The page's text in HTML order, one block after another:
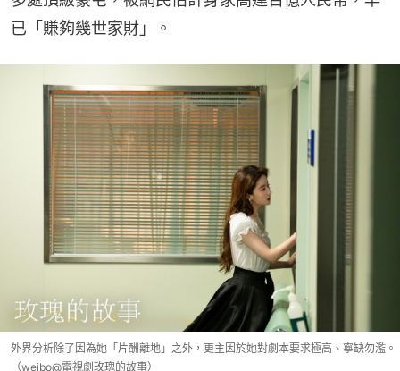
已「賺夠幾世家財」。
外界分析除了因為她「片酬離地」之外，更主因於她對劇本要求極高、寧缺勿濫。
（weibo@電視劇玫瑰的故事）